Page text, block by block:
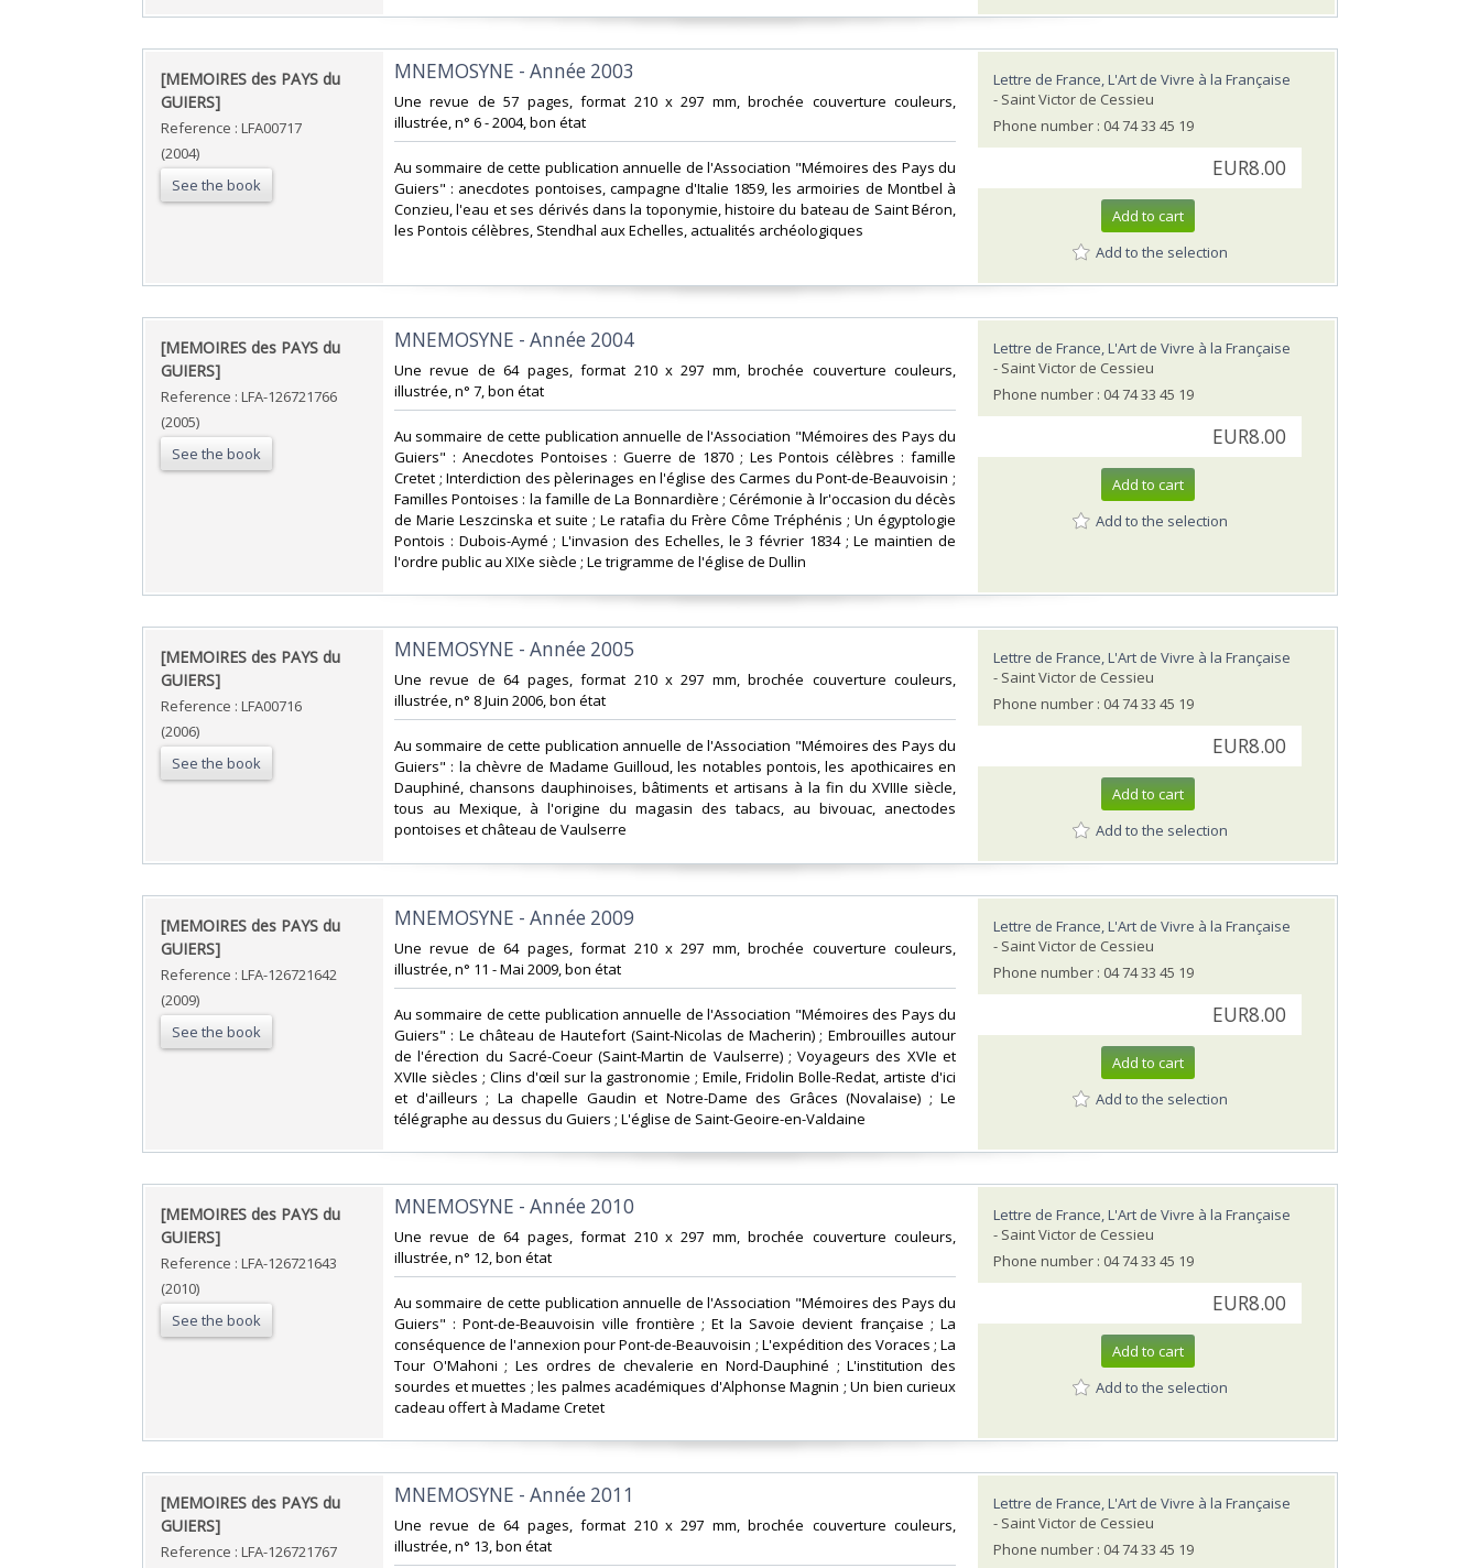
‎[MEMOIRES des PAYS du
GUIERS]‎
Reference : LFA00717
(2004)
See the book
‎MNEMOSYNE - Année 2003‎
‎Une revue de 57 pages, format 210 x 297 mm, brochée couverture couleurs,
illustrée, n° 6 - 2004, bon état‎
‎Au sommaire de cette publication annuelle de l'Association "Mémoires des Pays du
Guiers" : anecdotes pontoises, campagne d'Italie 1859, les armoiries de Montbel à
Conzieu, l'eau et ses dérivés dans la toponymie, histoire du bateau de Saint Béron,
les Pontois célèbres, Stendhal aux Echelles, actualités archéologiques‎
Lettre de France, L'Art de Vivre à la Française
- Saint Victor de Cessieu
Phone number : 04 74 33 45 19
EUR8.00
Add to cart
Add to the selection
‎[MEMOIRES des PAYS du
GUIERS]‎
Reference : LFA-126721766
(2005)
See the book
‎MNEMOSYNE - Année 2004‎
‎Une revue de 64 pages, format 210 x 297 mm, brochée couverture couleurs,
illustrée, n° 7, bon état‎
‎Au sommaire de cette publication annuelle de l'Association "Mémoires des Pays du
Guiers" : Anecdotes Pontoises : Guerre de 1870 ; Les Pontois célèbres : famille
Cretet ; Interdiction des pèlerinages en l'église des Carmes du Pont-de-Beauvoisin ;
Familles Pontoises : la famille de La Bonnardière ; Cérémonie à lr'occasion du décès
de Marie Leszcinska et suite ; Le ratafia du Frère Côme Tréphénis ; Un égyptologie
Pontois : Dubois-Aymé ; L'invasion des Echelles, le 3 février 1834 ; Le maintien de
l'ordre public au XIXe siècle ; Le trigramme de l'église de Dullin‎
Lettre de France, L'Art de Vivre à la Française
- Saint Victor de Cessieu
Phone number : 04 74 33 45 19
EUR8.00
Add to cart
Add to the selection
‎[MEMOIRES des PAYS du
GUIERS]‎
Reference : LFA00716
(2006)
See the book
‎MNEMOSYNE - Année 2005‎
‎Une revue de 64 pages, format 210 x 297 mm, brochée couverture couleurs,
illustrée, n° 8 Juin 2006, bon état‎
‎Au sommaire de cette publication annuelle de l'Association "Mémoires des Pays du
Guiers" : la chèvre de Madame Guilloud, les notables pontois, les apothicaires en
Dauphiné, chansons dauphinoises, bâtiments et artisans à la fin du XVIIIe siècle,
tous au Mexique, à l'origine du magasin des tabacs, au bivouac, anectodes
pontoises et château de Vaulserre‎
Lettre de France, L'Art de Vivre à la Française
- Saint Victor de Cessieu
Phone number : 04 74 33 45 19
EUR8.00
Add to cart
Add to the selection
‎[MEMOIRES des PAYS du
GUIERS]‎
Reference : LFA-126721642
(2009)
See the book
‎MNEMOSYNE - Année 2009‎
‎Une revue de 64 pages, format 210 x 297 mm, brochée couverture couleurs,
illustrée, n° 11 - Mai 2009, bon état‎
‎Au sommaire de cette publication annuelle de l'Association "Mémoires des Pays du
Guiers" : Le château de Hautefort (Saint-Nicolas de Macherin) ; Embrouilles autour
de l'érection du Sacré-Coeur (Saint-Martin de Vaulserre) ; Voyageurs des XVIe et
XVIIe siècles ; Clins d'œil sur la gastronomie ; Emile, Fridolin Bolle-Redat, artiste d'ici
et d'ailleurs ; La chapelle Gaudin et Notre-Dame des Grâces (Novalaise) ; Le
télégraphe au dessus du Guiers ; L'église de Saint-Geoire-en-Valdaine‎
Lettre de France, L'Art de Vivre à la Française
- Saint Victor de Cessieu
Phone number : 04 74 33 45 19
EUR8.00
Add to cart
Add to the selection
‎[MEMOIRES des PAYS du
GUIERS]‎
Reference : LFA-126721643
(2010)
See the book
‎MNEMOSYNE - Année 2010‎
‎Une revue de 64 pages, format 210 x 297 mm, brochée couverture couleurs,
illustrée, n° 12, bon état‎
‎Au sommaire de cette publication annuelle de l'Association "Mémoires des Pays du
Guiers" : Pont-de-Beauvoisin ville frontière ; Et la Savoie devient française ; La
conséquence de l'annexion pour Pont-de-Beauvoisin ; L'expédition des Voraces ; La
Tour O'Mahoni ; Les ordres de chevalerie en Nord-Dauphiné ; L'institution des
sourdes et muettes ; les palmes académiques d'Alphonse Magnin ; Un bien curieux
cadeau offert à Madame Cretet‎
Lettre de France, L'Art de Vivre à la Française
- Saint Victor de Cessieu
Phone number : 04 74 33 45 19
EUR8.00
Add to cart
Add to the selection
‎[MEMOIRES des PAYS du
GUIERS]‎
Reference : LFA-126721767
‎MNEMOSYNE - Année 2011‎
‎Une revue de 64 pages, format 210 x 297 mm, brochée couverture couleurs,
illustrée, n° 13, bon état‎
Lettre de France, L'Art de Vivre à la Française
- Saint Victor de Cessieu
Phone number : 04 74 33 45 19